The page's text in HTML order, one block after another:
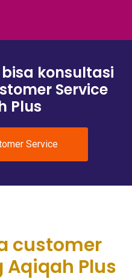
konsultasi
Service
Plus
Service
customer
Plus